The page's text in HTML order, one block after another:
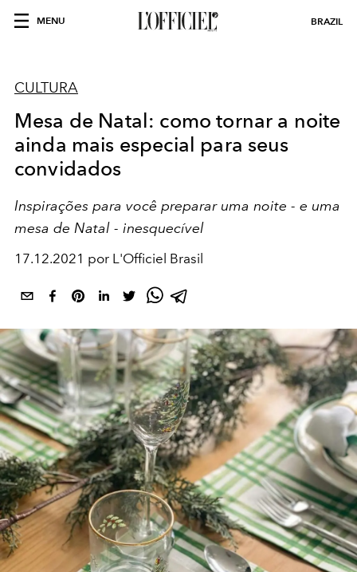
MENU BRAZIL
CULTURA
Mesa de Natal: como tornar a noite
ainda mais especial para seus
convidados
Inspirações para você preparar uma noite - e uma
mesa de Natal - inesquecível
17.12.2021 por L'Officiel Brasil